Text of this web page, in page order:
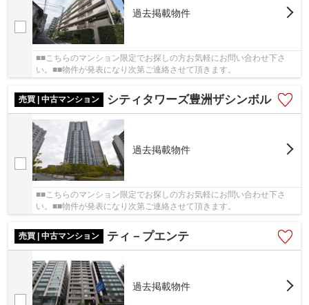
過去掲載物件
■■こちらのマンション限定でお探しの方お気軽にお問い合わせ下さ
い。■■物件が発表になり次第ご連絡させて頂きます。
売買 | 中古マンション シティタワーズ豊洲ザシンボル
過去掲載物件
■■こちらのマンション限定でお探しの方お気軽にお問い合わせ下さ
い。■■物件が発表になり次第ご連絡させて頂きます。
売買 | 中古マンション ティ－プエンテ
過去掲載物件